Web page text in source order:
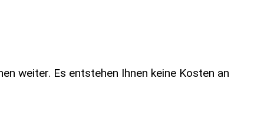
weiter. Es entstehen Ihnen keine Kosten an